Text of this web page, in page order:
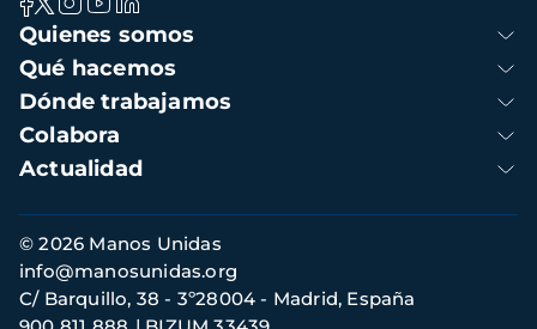
Navegación
principal
Quienes somos
Qué hacemos
Dónde trabajamos
Colabora
Actualidad
Información
de
contacto
© 2026 Manos Unidas
C/ Barquillo, 38 - 3º28004 - Madrid, España
info@manosunidas.org